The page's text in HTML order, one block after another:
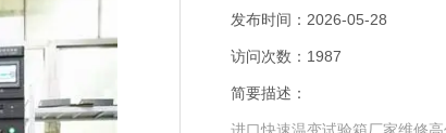
发布时间：2026-05-28
访问次数：1987
简要描述：